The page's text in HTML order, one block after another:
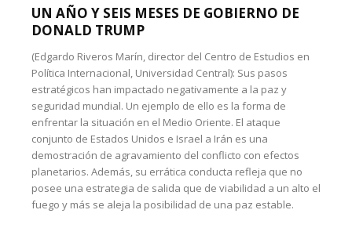
UN AÑO Y SEIS MESES DE GOBIERNO DE
DONALD TRUMP
(Edgardo Riveros Marín, director del Centro de Estudios en
Política Internacional, Universidad Central): Sus pasos
estratégicos han impactado negativamente a la paz y
seguridad mundial. Un ejemplo de ello es la forma de
enfrentar la situación en el Medio Oriente. El ataque
conjunto de Estados Unidos e Israel a Irán es una
demostración de agravamiento del conflicto con efectos
planetarios. Además, su errática conducta refleja que no
posee una estrategia de salida que de viabilidad a un alto el
fuego y más se aleja la posibilidad de una paz estable.